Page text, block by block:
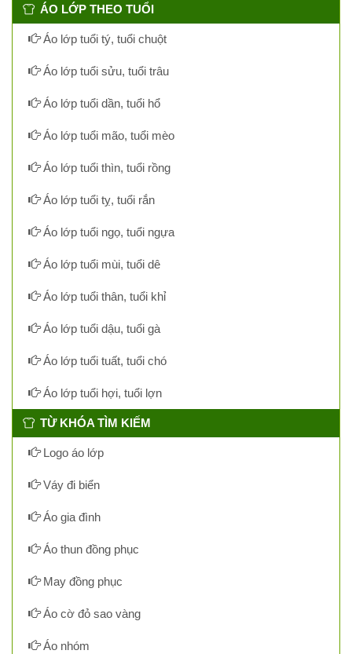
ÁO LỚP THEO TUỔI
Áo lớp tuổi tý, tuổi chuột
Áo lớp tuổi sửu, tuổi trâu
Áo lớp tuổi dần, tuổi hổ
Áo lớp tuổi mão, tuổi mèo
Áo lớp tuổi thìn, tuổi rồng
Áo lớp tuổi tỵ, tuổi rắn
Áo lớp tuổi ngọ, tuổi ngựa
Áo lớp tuổi mùi, tuổi dê
Áo lớp tuổi thân, tuổi khỉ
Áo lớp tuổi dậu, tuổi gà
Áo lớp tuổi tuất, tuổi chó
Áo lớp tuổi hợi, tuổi lợn
TỪ KHÓA TÌM KIẾM
Logo áo lớp
Váy đi biển
Áo gia đình
Áo thun đồng phục
May đồng phục
Áo cờ đỏ sao vàng
Áo nhóm